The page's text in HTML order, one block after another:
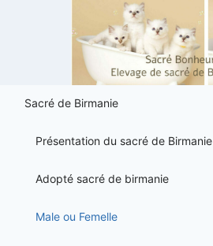
Sacré de Birmanie
Présentation du sacré de Birmanie
Adopté sacré de birmanie
Male ou Femelle